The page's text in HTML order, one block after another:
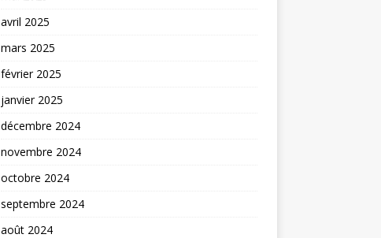
avril 2025
mars 2025
février 2025
janvier 2025
décembre 2024
novembre 2024
octobre 2024
septembre 2024
août 2024